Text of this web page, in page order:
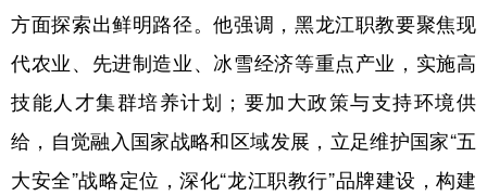
方面探索出鲜明路径。他强调，黑龙江职教要聚焦现
代农业、先进制造业、冰雪经济等重点产业，实施高
技能人才集群培养计划；要加大政策与支持环境供
给，自觉融入国家战略和区域发展，立足维护国家“五
大安全”战略定位，深化“龙江职教行”品牌建设，构建